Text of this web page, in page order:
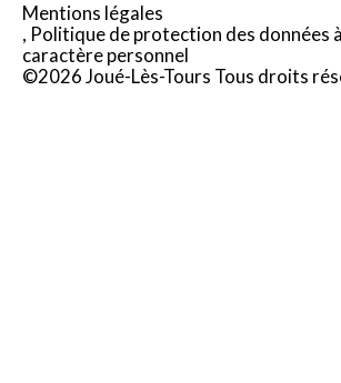
Mentions légales
Politique de protection des données à
caractère personnel
©2026 Joué-Lès-Tours Tous droits